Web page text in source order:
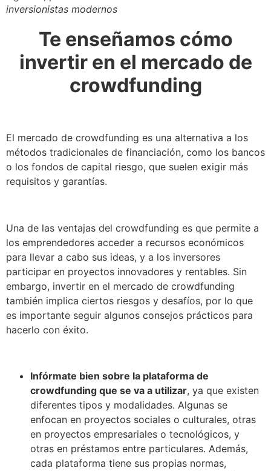
inversionistas modernos
Te enseñamos cómo
invertir en el mercado de
crowdfunding
El mercado de crowdfunding es una alternativa a los
métodos tradicionales de financiación, como los bancos
o los fondos de capital riesgo, que suelen exigir más
requisitos y garantías.
Una de las ventajas del crowdfunding es que permite a
los emprendedores acceder a recursos económicos
para llevar a cabo sus ideas, y a los inversores
participar en proyectos innovadores y rentables. Sin
embargo, invertir en el mercado de crowdfunding
también implica ciertos riesgos y desafíos, por lo que
es importante seguir algunos consejos prácticos para
hacerlo con éxito.
Infórmate bien sobre la plataforma de
crowdfunding que se va a utilizar, ya que existen
diferentes tipos y modalidades. Algunas se
enfocan en proyectos sociales o culturales, otras
en proyectos empresariales o tecnológicos, y
otras en préstamos entre particulares. Además,
cada plataforma tiene sus propias normas,